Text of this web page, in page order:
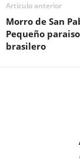
Artículo anterior
Morro de San
Pequeño
brasilero